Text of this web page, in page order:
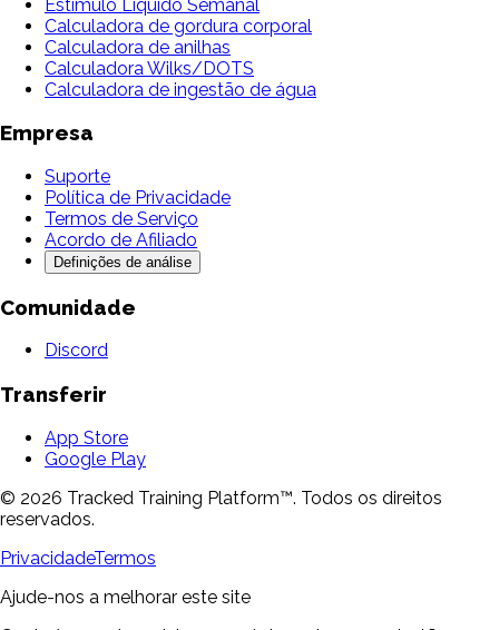
Estímulo Líquido Semanal
Calculadora de gordura corporal
Calculadora de anilhas
Calculadora Wilks/DOTS
Calculadora de ingestão de água
Empresa
Suporte
Política de Privacidade
Termos de Serviço
Acordo de Afiliado
Definições de análise
Comunidade
Discord
Transferir
App Store
Google Play
© 2026 Tracked Training Platform™. Todos os direitos
reservados.
PrivacidadeTermos
Ajude-nos a melhorar este site